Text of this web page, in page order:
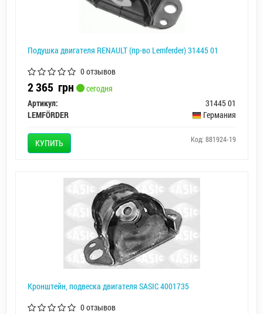
Подушка двигателя RENAULT (пр-во Lemferder) 31445 01
0 отзывов
2 365 грн
сегодня
Артикул:
31445 01
LEMFÖRDER
Германия
КУПИТЬ Код: 881924-19
Кронштейн, подвеска двигателя SASIC 4001735
0 отзывов